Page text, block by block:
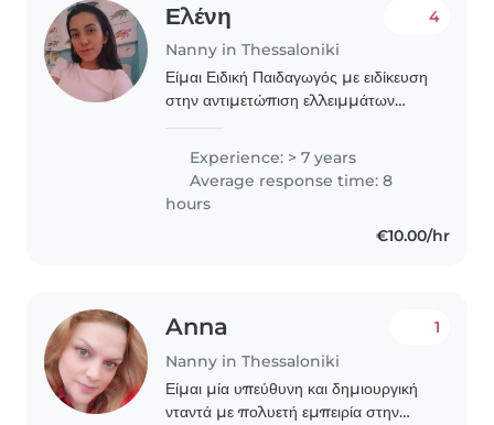
Ελένη
Nanny in Thessaloniki
4
Είμαι Ειδική Παιδαγωγός με ειδίκευση
στην αντιμετώπιση ελλειμμάτων
την 7 ετή ενασχόληση μου με τον
κλάδο της ειδικής αγωγής αλλά και
της φύλαξης..
Experience: > 7 years
Average response time: 8
hours
€10.00/hr
Anna
Nanny in Thessaloniki
1
Είμαι μία υπεύθυνη και δημιουργική
νταντά με πολυετή εμπειρία στην